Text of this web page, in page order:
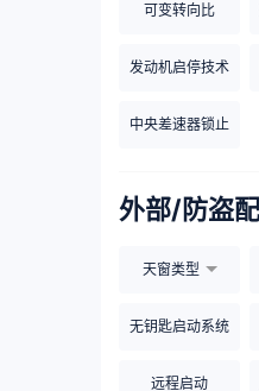
可变转向比
发动机启停技术
中央差速器锁止
外部/防盗
天窗类型
无钥匙启动系统
远程启动